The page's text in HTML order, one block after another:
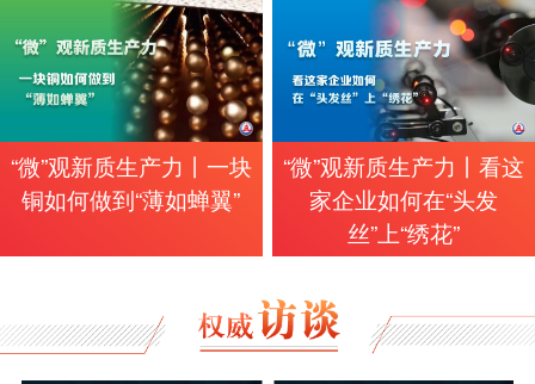
“微”观新质生产力丨一块
铜如何做到“薄如蝉翼”
“微”观新质生产力丨看这
家企业如何在“头发
丝”上“绣花”